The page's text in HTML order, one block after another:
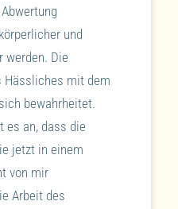
und
Die
Hässliches mit dem
bewahrheitet.
es an, dass die
jetzt in einem
von mir
Arbeit des